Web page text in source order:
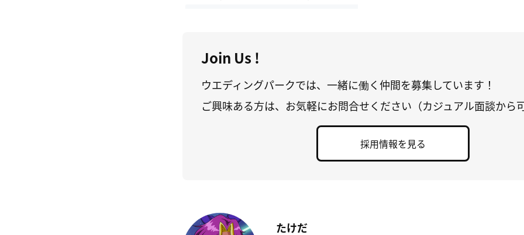
Join Us !
ウエディングパークでは、一緒に働く仲間を募集しています！
ご興味ある方は、お気軽にお問合せください（カジュアル面談から
採用情報を見る
たけだ